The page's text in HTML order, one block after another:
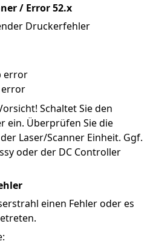
/ Error 52.x
Druckerfehler
error
error
Schaltet Sie den
ein. Überprüfen Sie die
Laser/Scanner Einheit. Ggf.
oder der DC Controller
einen Fehler oder es